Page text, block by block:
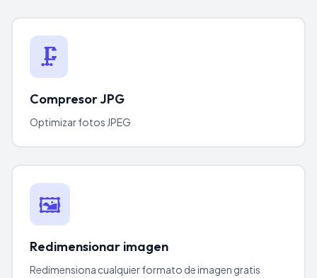
🗜️
Compresor JPG
Optimizar fotos JPEG
🖼️
Redimensionar imagen
Redimensiona cualquier formato de imagen gratis